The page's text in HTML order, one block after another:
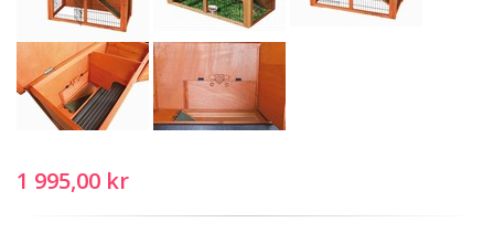
1 995,00 kr